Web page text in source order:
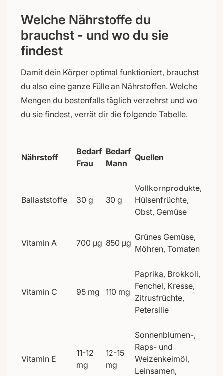
Welche Nährstoffe du
brauchst - und wo du sie
findest
Damit dein Körper optimal funktioniert, brauchst
du also eine ganze Fülle an Nährstoffen. Welche
Mengen du bestenfalls täglich verzehrst und wo
du sie findest, verrät dir die folgende Tabelle.
Nährstoff
Bedarf
Frau
Bedarf
Mann
Quellen
Ballaststoffe 30 g 30 g
Vollkornprodukte,
Hülsenfrüchte,
Obst, Gemüse
Vitamin A 700 µg 850 µg
Grünes Gemüse,
Möhren, Tomaten
Vitamin C 95 mg 110 mg
Paprika, Brokkoli,
Fenchel, Kresse,
Zitrusfrüchte,
Petersilie
Vitamin E
11-12
mg
12-15
mg
Sonnenblumen-,
Raps- und
Weizenkeimöl,
Leinsamen,